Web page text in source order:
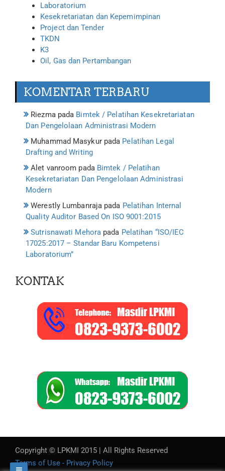
Laboratorium
Kesekretariatan dan Kepemimpinan
Project dan Tender
TKDN
K3
Oil, Gas dan Pertambangan
KOMENTAR TERBARU
Riezmapada Bimtek / Pelatihan Kesekretariatan
Dan Pengelolaan Administrasi Modern
Muhammad Masykurpada Pelatihan Legal
Drafting and Writing
Alet vanroom pada Bimtek / Pelatihan
Kesekretariatan Dan Pengelolaan Administrasi
Modern
Werestly Lumbanraja pada Pelatihan Internal
Quality Auditor Based On ISO 9001:2015
Sutrisnawati Mehora pada Pelatihan “ISO/IEC
17025:2017 – Standar Baru Kompetensi
Laboratorium”
KONTAK
Copyright © LPKMI 2015 | All Rights Reserved
Terms of Use - Privacy Policy